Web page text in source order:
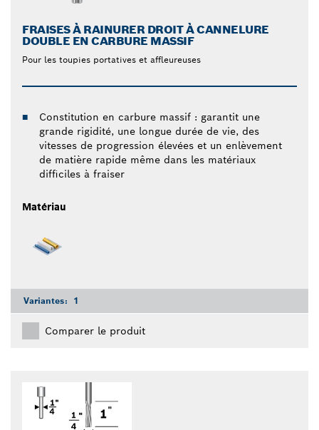
FRAISES À RAINURER DROIT À CANNELURE
DOUBLE EN CARBURE MASSIF
Pour les toupies portatives et affleureuses
Constitution en carbure massif : garantit une
grande rigidité, une longue durée de vie, des
vitesses de progression élevées et un enlèvement
de matière rapide même dans les matériaux
difficiles à fraiser
Matériau
Variantes: 1
Comparer le produit